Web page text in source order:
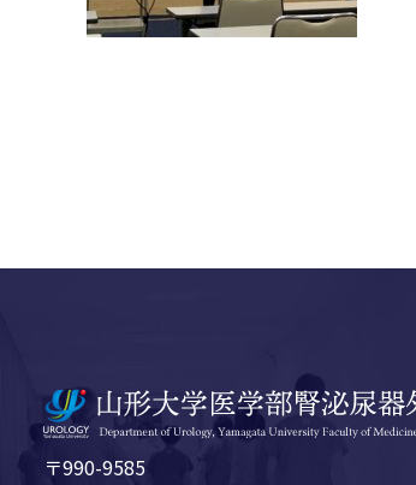
〒990-9585